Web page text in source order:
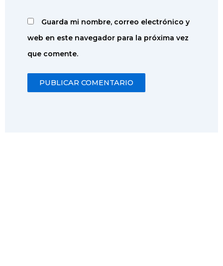
Guarda mi nombre, correo electrónico y
web en este navegador para la próxima vez
que comente.